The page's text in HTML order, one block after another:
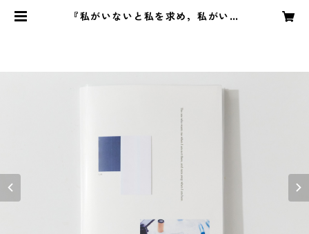
『私がいないと私を求め，私がいる